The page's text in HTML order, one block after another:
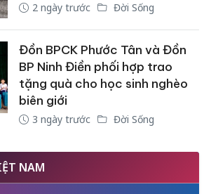
2 ngày trước Đời Sống
Đồn BPCK Phước Tân và Đồn
BP Ninh Điền phối hợp trao
tặng quà cho học sinh nghèo
biên giới
3 ngày trước Đời Sống
NAM